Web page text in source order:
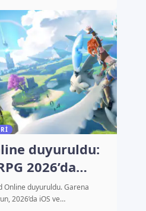
duyuruldu:
2026’da
Online duyuruldu. Garena
2026’da iOS ve…